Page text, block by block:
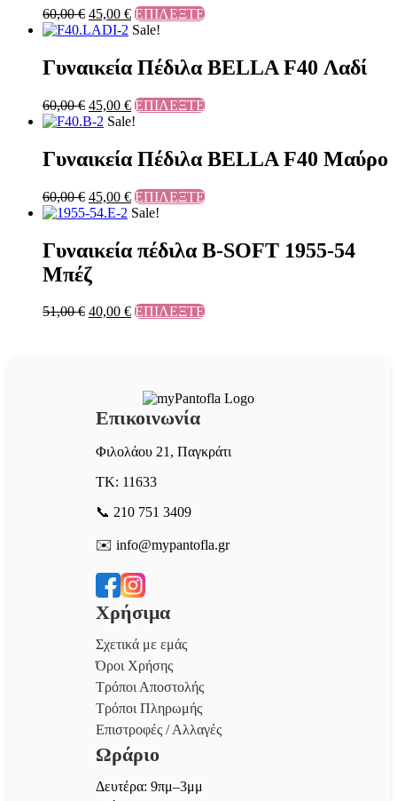
60,00€ 45,00 € ΕΠΙΛΕΞΤΕ
Sale!
Γυναικεία Πέδιλα BELLA F40 Λαδί
60,00€ 45,00 € ΕΠΙΛΕΞΤΕ
Sale!
Γυναικεία Πέδιλα BELLA F40 Μαύρο
60,00€ 45,00 € ΕΠΙΛΕΞΤΕ
Sale!
Γυναικεία πέδιλα B-SOFT 1955-54
Μπέζ
51,00€ 40,00 € ΕΠΙΛΕΞΤΕ
Επικοινωνία
Φιλολάου 21, Παγκράτι
ΤΚ: 11633
📞 210 751 3409
✉️ info@mypantofla.gr
Χρήσιμα
Σχετικά με εμάς
Όροι Χρήσης
Τρόποι Αποστολής
Τρόποι Πληρωμής
Επιστροφές / Αλλαγές
Ωράριο
Δευτέρα: 9πμ–3μμ